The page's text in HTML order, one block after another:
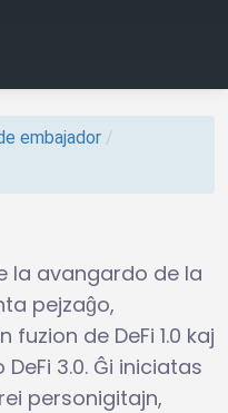
embajador /
la avangardo de la
pejzaĝo,
de DeFi 1.0 kaj
3.0. Ĝi iniciatas
personigitajn,